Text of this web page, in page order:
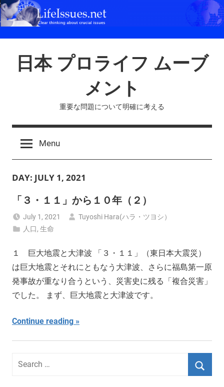
Skip
to
日本 プロライフ ムーブ
メント
重要な問題について明確に考える
Menu
DAY: JULY 1, 2021
「３・１１」から１０年（２）
July 1, 2021
Tuyoshi Hara(ハラ・ツヨシ）
人口,生命
１ 巨大地震と大津波 「３・１１」（東日本大震災）
は巨大地震とそれにともなう大津波、さらに福島第一原
発事故が重なり合うという、災害史に残る「複合災害」
でした。 まず、巨大地震と大津波です。
Continue reading